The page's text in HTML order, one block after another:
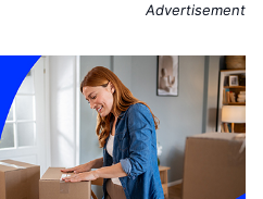
Advertisement